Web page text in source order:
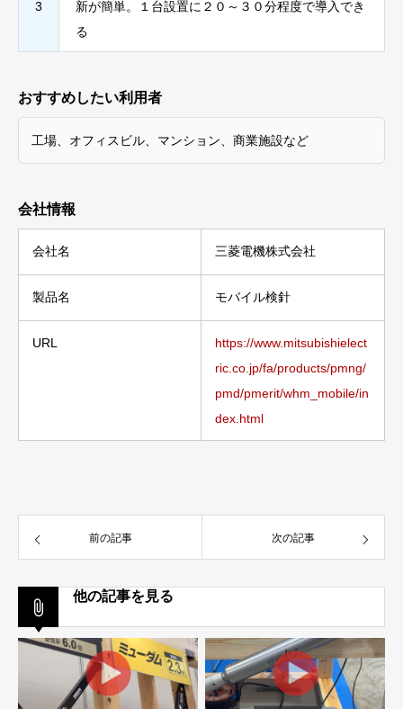
3
新が簡単。１台設置に２０～３０分程度で導入でき
る
おすすめしたい利用者
工場、オフィスビル、マンション、商業施設など
会社情報
会社名 三菱電機株式会社
製品名 モバイル検針
URL
https://www.mitsubishielect
ric.co.jp/fa/products/pmng/
pmd/pmerit/whm_mobile/in
dex.html
前の記事 次の記事
他の記事を見る